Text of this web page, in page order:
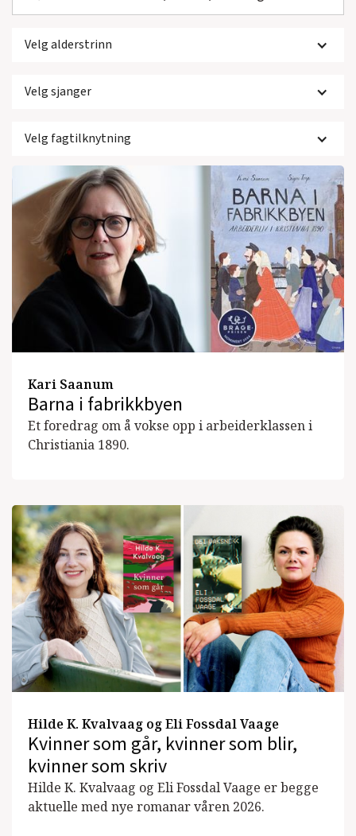
Velg alderstrinn
Velg sjanger
Velg fagtilknytning
Kari Saanum
Barna i fabrikkbyen
Et foredrag om å vokse opp i arbeiderklassen i
Christiania 1890.
Hilde K. Kvalvaag og Eli Fossdal Vaage
Kvinner som går, kvinner som blir,
kvinner som skriv
Hilde K. Kvalvaag og Eli Fossdal Vaage er begge
aktuelle med nye romanar våren 2026.